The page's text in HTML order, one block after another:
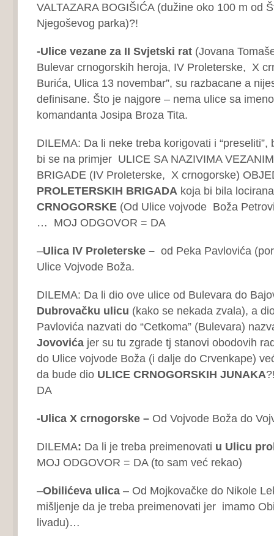
VALTAZARA BOGIŠIĆA (dužine oko 100 m od
Njegoševog parka)?!
-Ulice vezane za II Svjetski rat(Jovana
Bulevar crnogorskih heroja, IV Proleterske, X
Burića, Ulica 13 novembar”, su razbacane a
definisane. Što je najgore – nema ulice sa
komandanta Josipa Broza Tita.
DILEMA: Da li neke treba korigovati i “preseliti”,
bi se na primjer ULICE SA NAZIVIMA
BRIGADE (IV Proleterske, X crnogorske)
PROLETERSKIH BRIGADA koja bi bila
CRNOGORSKE (Od Ulice vojvode Boža
… MOJ ODGOVOR = DA
–Ulica IV Proleterske – od Peka Pavlovića
Ulice Vojvode Boža.
DILEMA: Da li dio ove ulice od Bulevara do
Dubrovačku ulicu (kako se nekada zvala), a
Pavlovića nazvati do “Cetkoma” (Bulevara)
Jovovićajer su tu zgrade tj stanovi obodovih
do Ulice vojvode Boža (i dalje do Crvenkape)
da bude dio ULICE CRNOGORSKIH JUNAKA
DA
-Ulica X crnogorske – Od Vojvode Boža do
DILEMA: Da li je treba preimenovati u Ulicu
MOJ ODGOVOR = DA (to sam već rekao)
–Obilićeva ulica– Od Mojkovačke do Nikole
mišljenje da je treba preimenovati jer imamo
livadu)…